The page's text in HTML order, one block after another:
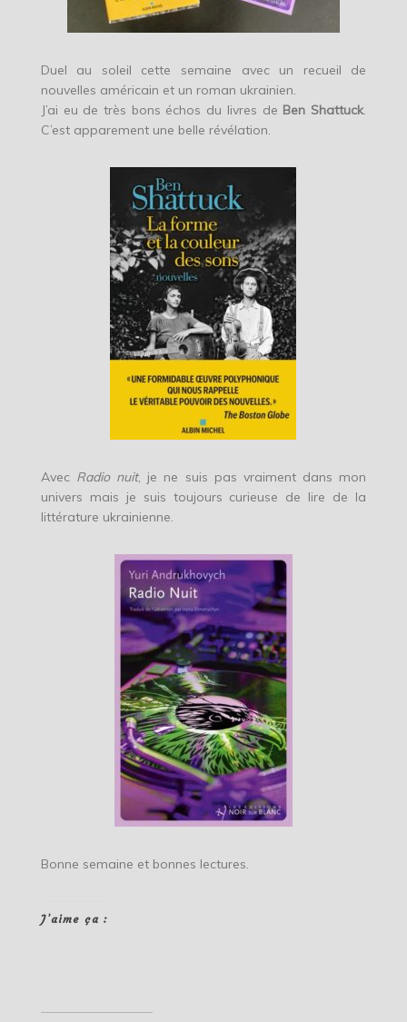
Duel au soleil cette semaine avec un recueil de
nouvelles américain et un roman ukrainien.
J’ai eu de très bons échos du livres de Ben Shattuck.
C’est apparement une belle révélation.
Avec Radio nuit, je ne suis pas vraiment dans mon
univers mais je suis toujours curieuse de lire de la
littérature ukrainienne.
Bonne semaine et bonnes lectures.
J’aime ça :